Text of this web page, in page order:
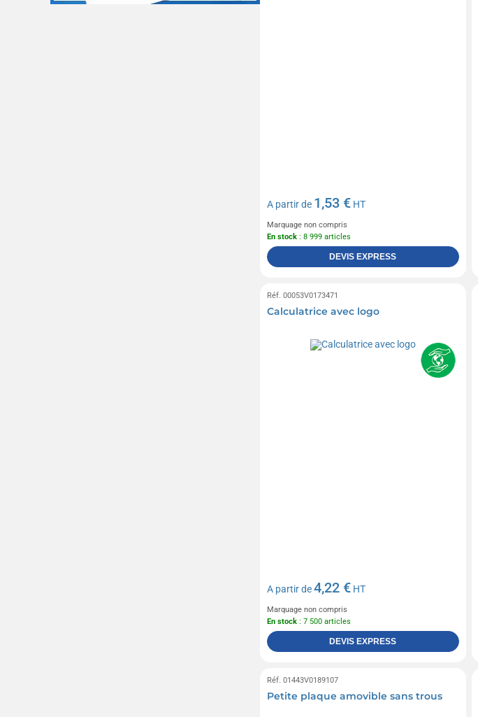
A partir de 1,53 € HT
Marquage non compris
En stock : 8 999 articles
DEVIS EXPRESS
Réf. 00053V0173471
Calculatrice avec logo
A partir de4,22 € HT
Marquage non compris
En stock : 7 500 articles
DEVIS EXPRESS
Réf. 01443V0189107
Petite plaque amovible sans trous